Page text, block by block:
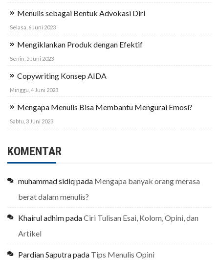
Menulis sebagai Bentuk Advokasi Diri
Selasa, 6 Juni 2023
Mengiklankan Produk dengan Efektif
Senin, 5 Juni 2023
Copywriting Konsep AIDA
Minggu, 4 Juni 2023
Mengapa Menulis Bisa Membantu Mengurai Emosi?
Sabtu, 3 Juni 2023
KOMENTAR
muhammad sidiqpada Mengapa banyak orang merasa
berat dalam menulis?
Khairul adhimpadaCiri Tulisan Esai, Kolom, Opini, dan
Artikel
Pardian Saputrapada Tips Menulis Opini